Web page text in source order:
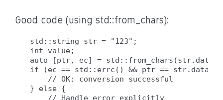
Good code (using std::from_chars):
std::string str = "123";
int value;
auto [ptr, ec] =
if (ec == std::errc() && ptr ==
    // OK: conversion successful
} else {
    // Handle error explicitly